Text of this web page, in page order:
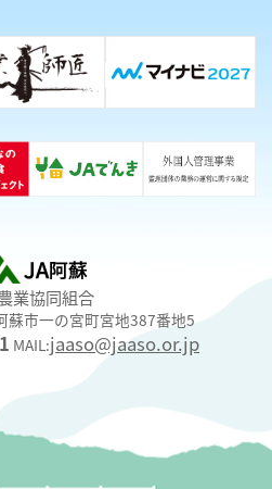
業協同組合
蘇市一の宮町宮地387番地5
MAIL:jaaso@jaaso.or.jp